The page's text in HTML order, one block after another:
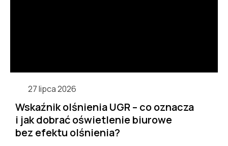
27 lipca 2026
Wskaźnik olśnienia UGR – co oznacza
i jak dobrać oświetlenie biurowe
bez efektu olśnienia?